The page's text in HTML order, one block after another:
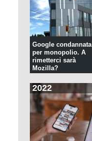
Google condannata
per monopolio. A
rimetterci sarà
Mozilla?
2022